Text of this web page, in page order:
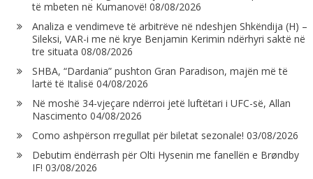
të mbeten në Kumanovë! 08/08/2026
Analiza e vendimeve të arbitrëve në ndeshjen Shkëndija (H) –
Sileksi, VAR-i me në krye Benjamin Kerimin ndërhyri saktë në
tre situata 08/08/2026
SHBA, “Dardania” pushton Gran Paradison, majën më të
lartë të Italisë 04/08/2026
Në moshë 34-vjeçare ndërroi jetë luftëtari i UFC-së, Allan
Nascimento 04/08/2026
Como ashpërson rregullat për biletat sezonale! 03/08/2026
Debutim ëndërrash për Olti Hysenin me fanellën e Brøndby
IF! 03/08/2026